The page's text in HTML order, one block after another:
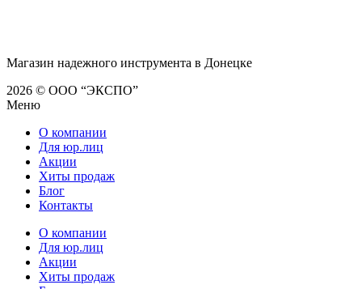
Магазин надежного инструмента в Донецке
2026 © ООО “ЭКСПО”
Меню
О компании
Для юр.лиц
Акции
Хиты продаж
Блог
Контакты
О компании
Для юр.лиц
Акции
Хиты продаж